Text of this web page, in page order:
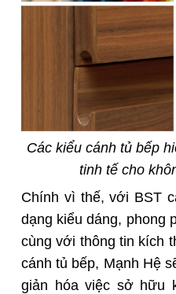
Các kiểu cánh tủ bếp
tinh tế cho
Chính vì thế, với BST
dạng kiểu dáng, phong
cùng với thông tin kích
cánh tủ bếp, Mạnh Hệ
giản hóa việc sở hữu